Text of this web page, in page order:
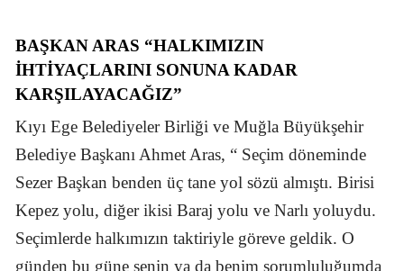
BAŞKAN ARAS “HALKIMIZIN
IHTIYAÇLARINI SONUNA KADAR
KARŞILAYACAĞIZ”
Kıyı Ege Belediyeler Birliği ve Muğla Büyükşehir
Belediye Başkanı Ahmet Aras, “ Seçim döneminde
Sezer Başkan benden üç tane yol sözü almıştı. Birisi
Kepez yolu, diğer ikisi Baraj yolu ve Narlı yoluydu.
Seçimlerde halkımızın taktiriyle göreve geldik. O
günden bu güne senin ya da benim sorumluluğumda